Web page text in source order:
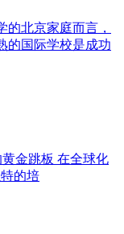
的北京家庭而言，
的国际学校是成功
金跳板 在全球化
的培